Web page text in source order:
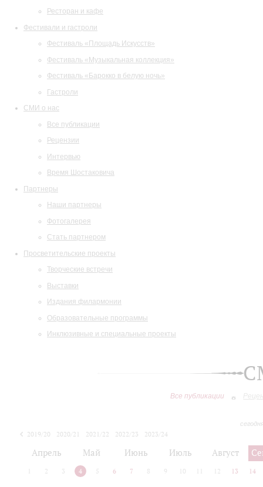
Ресторан и кафе
Фестивали и гастроли
Фестиваль «Площадь Искусств»
Фестиваль «Музыкальная коллекция»
Фестиваль «Барокко в белую ночь»
Гастроли
СМИ о нас
Все публикации
Рецензии
Интервью
Время Шостаковича
Партнеры
Наши партнеры
Фотогалерея
Стать партнером
Просветительские проекты
Творческие встречи
Выставки
Издания филармонии
Образовательные программы
Инклюзивные и специальные проекты
Все публикации
2019/20 2020/21 2021/22 2022/23
2023/24
Апрель Май Июнь Июль Август
2 3 4 5 6 7 8 9 10 12 13 14